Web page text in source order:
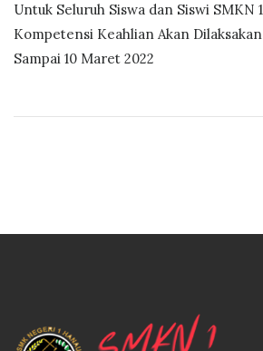
Untuk Seluruh Siswa dan Siswi SMKN
Kompetensi Keahlian Akan
Sampai 10 Maret 2022